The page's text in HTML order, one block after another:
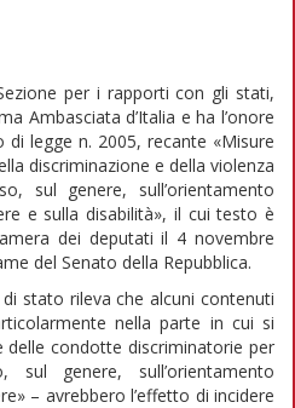
per i rapporti con gli stati,
Ambasciata d’Italia e ha l’onore
legge n. 2005, recante «Misure
discriminazione e della violenza
sul genere, sull’orientamento
e sulla disabilità», il cui testo è
dei deputati il 4 novembre
del Senato della Repubblica.
stato rileva che alcuni contenuti
nella parte in cui si
delle condotte discriminatorie per
genere, sull’orientamento
– avrebbero l’effetto di incidere